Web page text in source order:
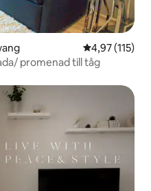
4,97 av 5 i
4,97 (115)
promenad till tåg